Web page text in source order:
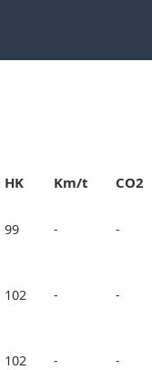
HK Km/t CO2
99 - -
102 - -
102 - -